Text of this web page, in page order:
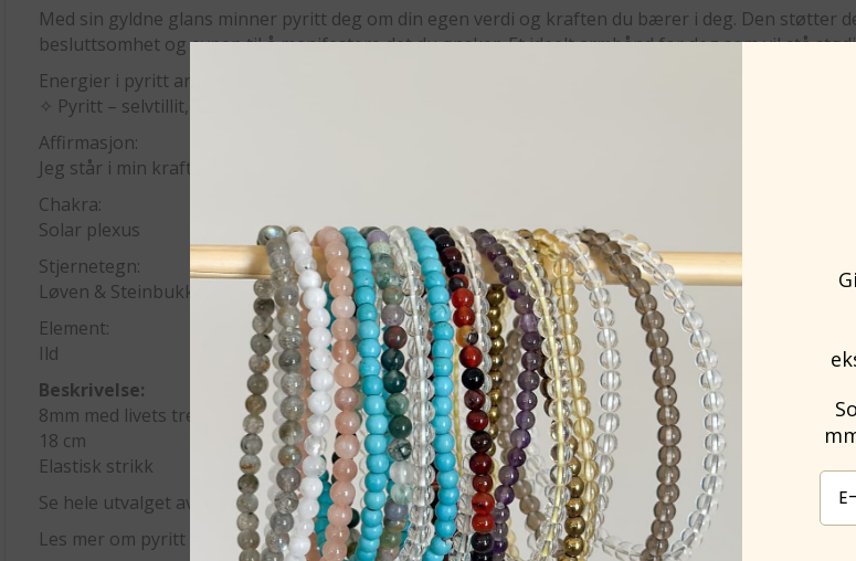
Med sin gyldne glans minner pyritt deg om din egen verdi og kraften du bærer i deg. Den støtter
besluttsomhet og evnen til å manifestere det du ønsker. Et ideelt armbånd for deg som vil stå
Energier i pyritt armbånd:
✧ Pyritt – selvtillit, viljestyrke og overflod
Affirmasjon:
Jeg står i min kraft og skaper med klarhet, styrke og tillit.
Chakra:
Solar plexus
Stjernetegn:
Løven & Steinbukken
Element:
Ild
Beskrivelse:
8mm med livets tre
18 cm
Elastisk strikk
Se hele utvalget av armbånd og kjederher!
Les mer om pyritt i krystallguidenher
E-